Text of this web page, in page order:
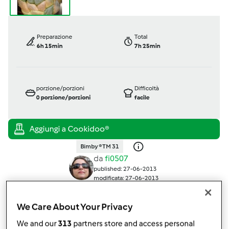
Preparazione
6h 15min
Total
7h 25min
porzione/porzioni
0porzione/porzioni
Difficoltà
facile
Bimby ® TM 31
da fi0507
published: 27-06-2013
modificata: 27-06-2013
condividi la ricetta
We Care About Your Privacy
We and our313 partners store and access personal